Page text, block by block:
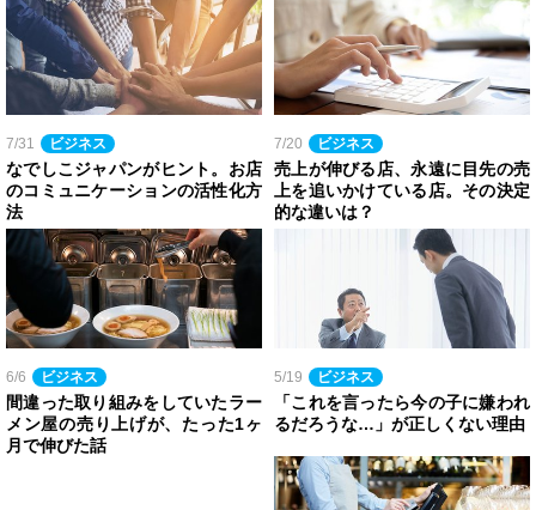
7/31 ビジネス
なでしこジャパンがヒント。お店
のコミュニケーションの活性化方
法
7/20 ビジネス
売上が伸びる店、永遠に目先の売
上を追いかけている店。その決定
的な違いは？
6/6 ビジネス
間違った取り組みをしていたラー
メン屋の売り上げが、たった1ヶ
月で伸びた話
5/19 ビジネス
「これを言ったら今の子に嫌われ
るだろうな…」が正しくない理由